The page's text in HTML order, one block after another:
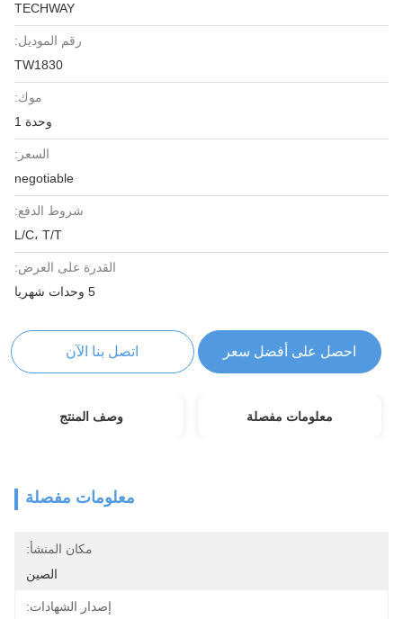
TECHWAY
رقم الموديل:
TW1830
موك:
وحدة 1
السعر:
negotiable
شروط الدفع:
L/C، T/T
القدرة على العرض:
5 وحدات شهريا
احصل على أفضل سعر اتصل بنا الآن
معلومات مفصلة وصف المنتج
معلومات مفصلة
مكان المنشأ:
الصين
إصدار الشهادات: